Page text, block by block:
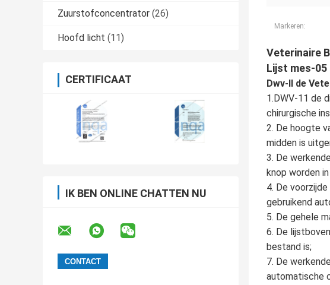
Zuurstofconcentrator (26)
Hoofd licht (11)
CERTIFICAAT
IK BEN ONLINE CHATTEN NU
Markeren:
Veterinaire
Lijst mes-05
Dwv-II de
1.DWV-11 de
chirurgische
2. De hoogte
midden is
3. De
knop worden
4. De
gebruikend
5. De gehele
6. De
bestand is;
7. De
automatische